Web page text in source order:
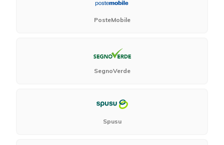
PosteMobile
SegnoVerde
Spusu